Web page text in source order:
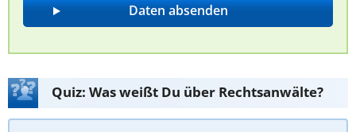
Quiz: Was weißt Du über Rechtsanwälte?